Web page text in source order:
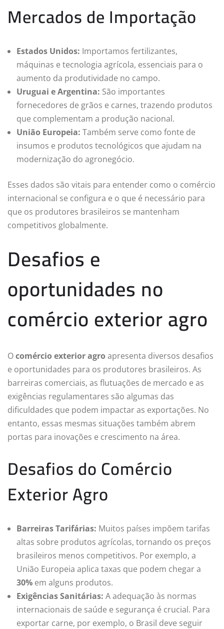
Mercados de Importação
Estados Unidos: Importamos fertilizantes,
máquinas e tecnologia agrícola, essenciais para o
aumento da produtividade no campo.
Uruguai e Argentina: São importantes
fornecedores de grãos e carnes, trazendo produtos
que complementam a produção nacional.
União Europeia: Também serve como fonte de
insumos e produtos tecnológicos que ajudam na
modernização do agronegócio.
Esses dados são vitais para entender como o comércio
internacional se configura e o que é necessário para
que os produtores brasileiros se mantenham
competitivos globalmente.
Desafios e
oportunidades no
comércio exterior agro
Ocomércio exterior agro apresenta diversos desafios
e oportunidades para os produtores brasileiros. As
barreiras comerciais, as flutuações de mercado e as
exigências regulamentares são algumas das
dificuldades que podem impactar as exportações. No
entanto, essas mesmas situações também abrem
portas para inovações e crescimento na área.
Desafios do Comércio
Exterior Agro
Barreiras Tarifárias: Muitos países impõem tarifas
altas sobre produtos agrícolas, tornando os preços
brasileiros menos competitivos. Por exemplo, a
União Europeia aplica taxas que podem chegar a
30% em alguns produtos.
Exigências Sanitárias: A adequação às normas
internacionais de saúde e segurança é crucial. Para
exportar carne, por exemplo, o Brasil deve seguir